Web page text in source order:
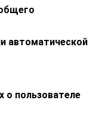
автоматической
о пользователе